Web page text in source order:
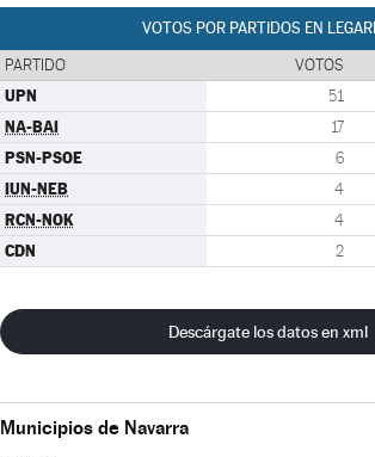
VOTOS POR PARTIDOS EN
PARTIDO VOTOS
UPN 51
NA-BAI 17
PSN-PSOE 6
IUN-NEB 4
RCN-NOK 4
CDN 2
Descárgate los datos en xml
Municipios de Navarra